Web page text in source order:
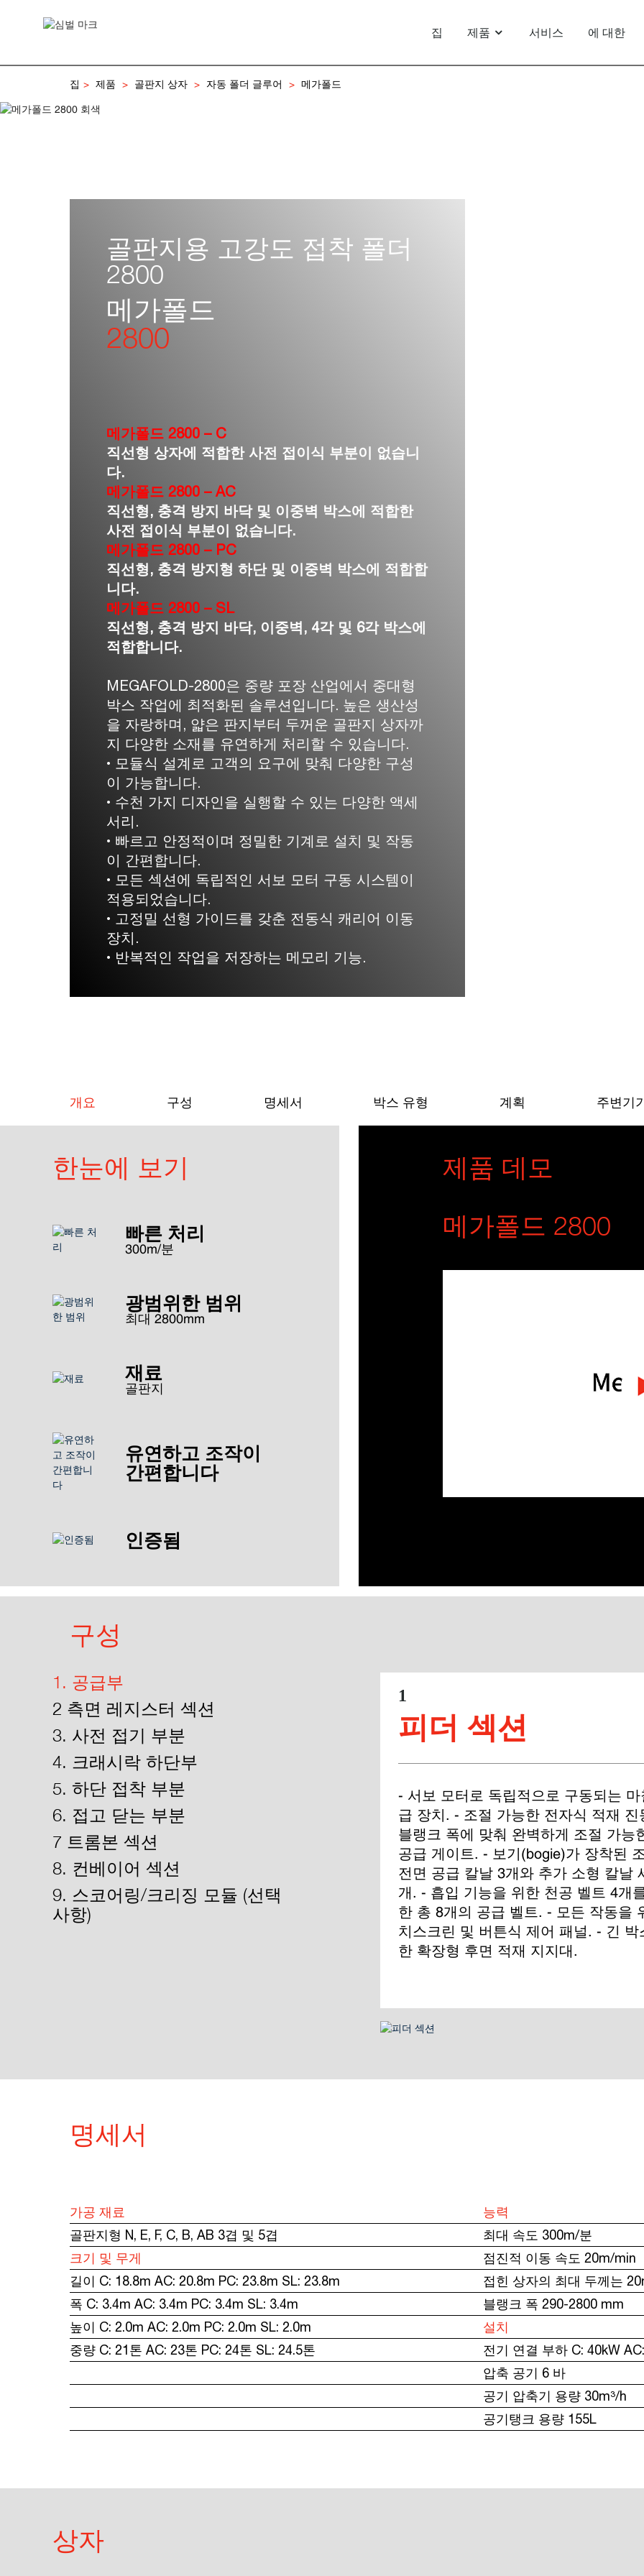
집 제품 서비스 에 대한
집 제품 골판지 상자 자동 폴더 글루어 메가폴드
골판지용 고강도 접착 폴더
2800
메가폴드
2800
메가폴드 2800 – C
직선형 상자에 적합한 사전 접이식 부분이 없습니
다.
메가폴드 2800 – AC
직선형, 충격 방지 바닥 및 이중벽 박스에 적합한
사전 접이식 부분이 없습니다.
메가폴드 2800 – PC
직선형, 충격 방지형 하단 및 이중벽 박스에 적합합
니다.
메가폴드 2800 – SL
직선형, 충격 방지 바닥, 이중벽, 4각 및 6각 박스에
적합합니다.
MEGAFOLD-2800은 중량 포장 산업에서 중대형
박스 작업에 최적화된 솔루션입니다. 높은 생산성
을 자랑하며, 얇은 판지부터 두꺼운 골판지 상자까
지 다양한 소재를 유연하게 처리할 수 있습니다.
• 모듈식 설계로 고객의 요구에 맞춰 다양한 구성
이 가능합니다.
• 수천 가지 디자인을 실행할 수 있는 다양한 액세
서리.
• 빠르고 안정적이며 정밀한 기계로 설치 및 작동
이 간편합니다.
• 모든 섹션에 독립적인 서보 모터 구동 시스템이
적용되었습니다.
• 고정밀 선형 가이드를 갖춘 전동식 캐리어 이동
장치.
• 반복적인 작업을 저장하는 메모리 기능.
개요 구성 명세서 박스 유형 계획 주변기
한눈에 보기
빠른 처리
300m/분
광범위한 범위
최대 2800mm
재료
골판지
유연하고 조작이
간편합니다
인증됨
제품 데모
메가폴드 2800
구성
1. 공급부
2 측면 레지스터 섹션
3. 사전 접기 부분
4. 크래시락 하단부
5. 하단 접착 부분
6. 접고 닫는 부분
7 트롬본 섹션
8. 컨베이어 섹션
9. 스코어링/크리징 모듈 (선택
사항)
1
피더 섹션
- 서보 모터로 독립적으로 구동되는
급 장치. - 조절 가능한 전자식 적재
블랭크 폭에 맞춰 완벽하게 조절 가능
공급 게이트. - 보기(bogie)가 장착된
전면 공급 칼날 3개와 추가 소형 ​​칼날
개. - 흡입 기능을 위한 천공 벨트 4개
한 총 8개의 공급 벨트. - 모든 작동을
치스크린 및 버튼식 제어 패널. - 긴 박
한 확장형 후면 적재 지지대.
명세서
가공 재료
골판지형 N, E, F, C, B, AB 3겹 및 5겹
크기 및 무게
길이 C: 18.8m AC: 20.8m PC: 23.8m SL: 23.8m
폭 C: 3.4m AC: 3.4m PC: 3.4m SL: 3.4m
높이 C: 2.0m AC: 2.0m PC: 2.0m SL: 2.0m
중량 C: 21톤 AC: 23톤 PC: 24톤 SL: 24.5톤
능력
최대 속도 300m/분
점진적 이동 속도 20m/min
접힌 상자의 최대 두께는
블랭크 폭 290-2800 mm
설치
전기 연결 부하 C: 40kW
압축 공기 6 바
공기 압축기 용량 30m³/h
공기탱크 용량 155L
상자